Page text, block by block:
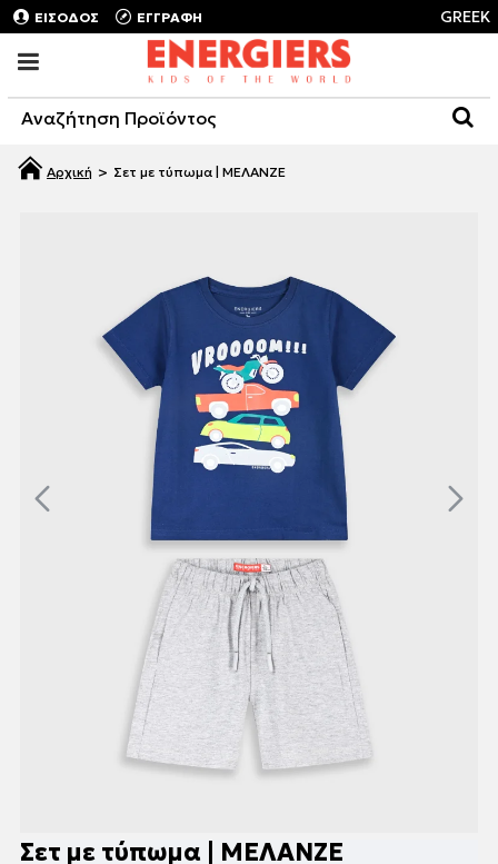
ΕΙΣΟΔΟΣ ΕΓΓΡΑΦΗ GREEK
Σετ με τύπωμα | ΜΕΛΑΝΖΕ
Σετ με τύπωμα | ΜΕΛΑΝΖΕ